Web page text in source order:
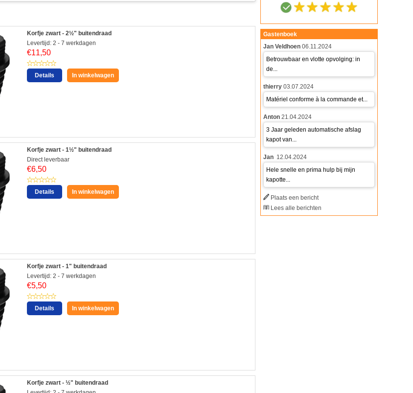
Korfje zwart - 2½" buitendraad
Levertijd: 2 - 7 werkdagen
€11,50
Details In winkelwagen
Korfje zwart - 1½" buitendraad
Direct leverbaar
€6,50
Details In winkelwagen
Korfje zwart - 1" buitendraad
Levertijd: 2 - 7 werkdagen
€5,50
Details In winkelwagen
Korfje zwart - ½" buitendraad
Gastenboek
Jan Veldhoen 06.11.2024
Betrouwbaar en vlotte opvolging: in
de...
thierry 03.07.2024
Matériel conforme à la commande et...
Anton 21.04.2024
3 Jaar geleden automatische afslag
kapot van...
Jan 12.04.2024
Hele snelle en prima hulp bij mijn
kapotte...
Plaats een bericht
Lees alle berichten